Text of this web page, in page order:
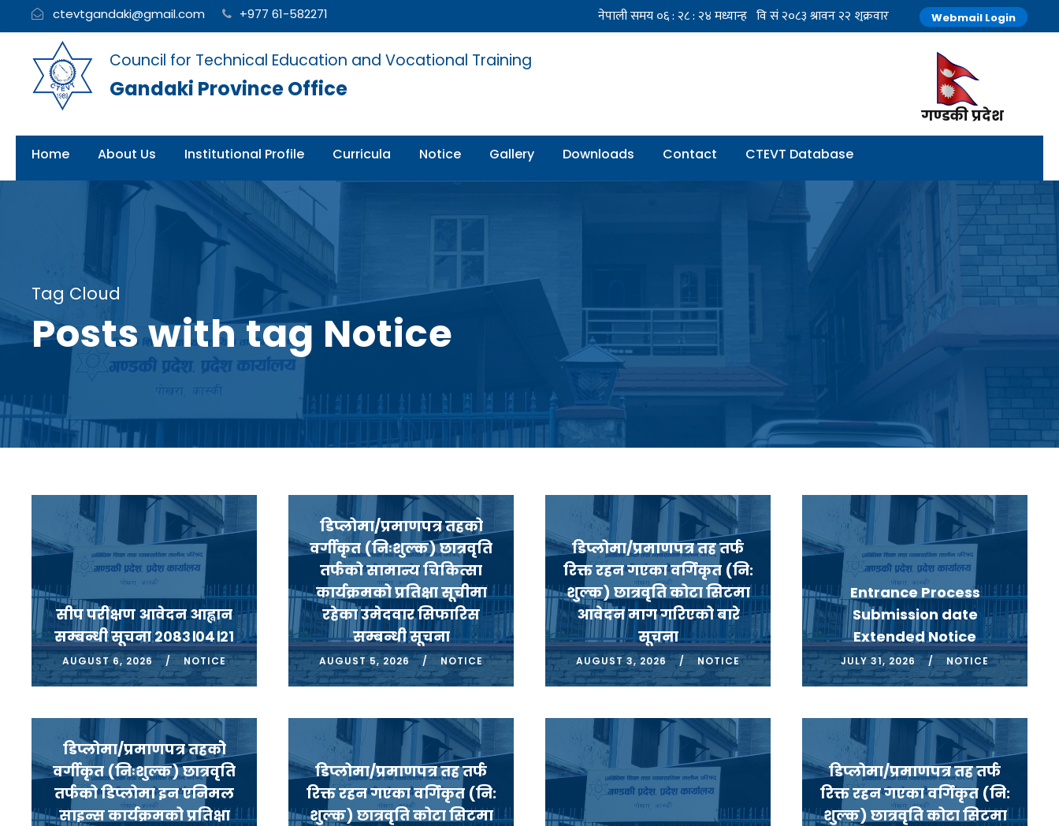
ctevtgandaki@gmail.com +977 61-582271 Webmail Login
Council for Technical Education and Vocational Training
Gandaki Province Office
गण्डकी प्रदेश
Home About Us Institutional Profile Curricula Notice Gallery Downloads Contact CTEVT Database
Tag Cloud
Posts with tag Notice
सीप परीक्षण आवेदन आह्वान
सम्बन्धी सूचना २०८३।०४।२१
AUGUST 6, 2026 NOTICE
डिप्लोमा/प्रमाणपत्र तहको
वर्गीकृत (निःशुल्क) छात्रवृति
तर्फको सामान्य चिकित्सा
कार्यक्रमको प्रतिक्षा सूचीमा
रहेका उमेदवार सिफारिस
सम्बन्धी सूचना
AUGUST 5, 2026 NOTICE
डिप्लोमा/प्रमाणपत्र तह तर्फ
रिक्त रहन गएका वर्गिकृत (नि:
शुल्क) छात्रवृति कोटा सिटमा
आवेदन माग गरिएको बारे
सूचना
AUGUST 3, 2026 NOTICE
Entrance Process
Submission date
Extended Notice
JULY 31, 2026 NOTICE
डिप्लोमा/प्रमाणपत्र तहकोे
वर्गीकृत (निःशुल्क) छात्रवृति
तर्फको डिप्लोमा इन एनिमल
साइन्स कार्यक्रमको प्रतिक्षा
डिप्लोमा/प्रमाणपत्र तह तर्फ
रिक्त रहन गएका वर्गिकृत (नि:
शुल्क) छात्रवृति कोटा सिटमा
डिप्लोमा/प्रमाणपत्र तह तर्फ
रिक्त रहन गएका वर्गिकृत (नि:
शुल्क) छात्रवृति कोटा सिटमा